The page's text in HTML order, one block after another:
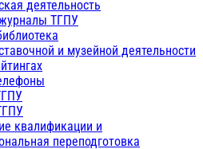
деятельность
ТГПУ
и музейной деятельности
квалификации и
переподготовка